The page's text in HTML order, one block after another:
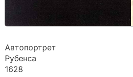
Автопортрет
Рубенса
1628